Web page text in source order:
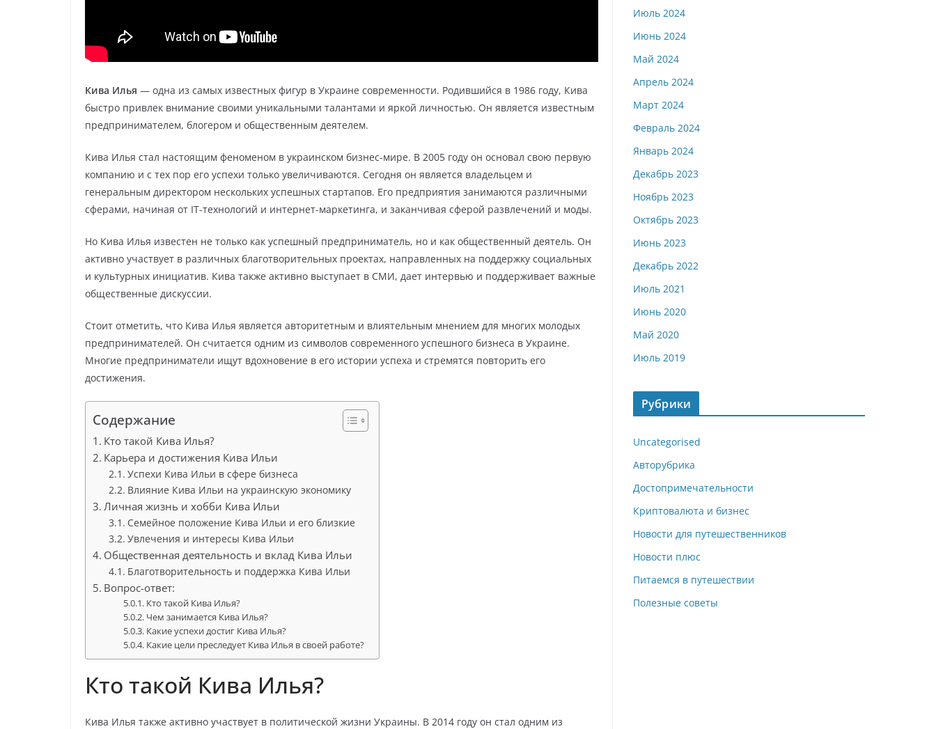
Кива Илья — одна из самых известных фигур в Украине современности. Родившийся в 1986 году, Кива
быстро привлек внимание своими уникальными талантами и яркой личностью. Он является известным
предпринимателем, блогером и общественным деятелем.
Кива Илья стал настоящим феноменом в украинском бизнес-мире. В 2005 году он основал свою первую
компанию и с тех пор его успехи только увеличиваются. Сегодня он является владельцем и
генеральным директором нескольких успешных стартапов. Его предприятия занимаются различными
сферами, начиная от IT-технологий и интернет-маркетинга, и заканчивая сферой развлечений и моды.
Но Кива Илья известен не только как успешный предприниматель, но и как общественный деятель. Он
активно участвует в различных благотворительных проектах, направленных на поддержку социальных
и культурных инициатив. Кива также активно выступает в СМИ, дает интервью и поддерживает важные
общественные дискуссии.
Стоит отметить, что Кива Илья является авторитетным и влиятельным мнением для многих молодых
предпринимателей. Он считается одним из символов современного успешного бизнеса в Украине.
Многие предприниматели ищут вдохновение в его истории успеха и стремятся повторить его
достижения.
Содержание
Кто такой Кива Илья?
Карьера и достижения Кива Ильи
Успехи Кива Ильи в сфере бизнеса
Влияние Кива Ильи на украинскую экономику
Личная жизнь и хобби Кива Ильи
Семейное положение Кива Ильи и его близкие
Увлечения и интересы Кива Ильи
Общественная деятельность и вклад Кива Ильи
Благотворительность и поддержка Кива Ильи
Вопрос-ответ:
Кто такой Кива Илья?
Чем занимается Кива Илья?
Какие успехи достиг Кива Илья?
Какие цели преследует Кива Илья в своей работе?
Кто такой Кива Илья?
Кива Илья также активно участвует в политической жизни Украины. В 2014 году он стал одним из
Июль 2024
Июнь 2024
Май 2024
Апрель 2024
Март 2024
Февраль 2024
Январь 2024
Декабрь 2023
Ноябрь 2023
Октябрь 2023
Июнь 2023
Декабрь 2022
Июль 2021
Июнь 2020
Май 2020
Июль 2019
Рубрики
Uncategorised
Авторубрика
Достопримечательности
Криптовалюта и бизнес
Новости для путешественников
Новости плюс
Питаемся в путешествии
Полезные советы